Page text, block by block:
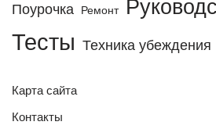
Поурочка Ремонт
Тесты Техника убеждения
Карта сайта
Контакты